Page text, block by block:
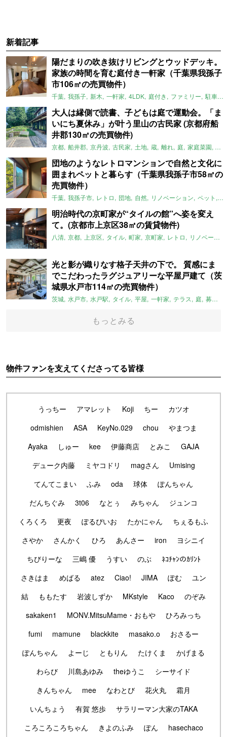
新着記事
陽だまりの吹き抜けリビングとウッドデッキ。
家族の時間を育む庭付き一軒家（千葉県我孫子
市106㎡の売買物件）
千葉 我孫子 新木 一軒家 4LDK 庭付き ファミリー 駐車場
大人は縁側で読書、子どもは庭で運動会。「ま
いにち夏休み」が叶う里山の古民家 (京都府船
井郡130㎡の売買物件)
京都 船井郡 京丹波 古民家 土地 蔵 離れ 庭 家庭菜園 倉
団地のようなレトロマンションで自然と文化に
囲まれペットと暮らす（千葉県我孫子市58㎡の
売買物件）
千葉 我孫子市 レトロ 団地 自然 リノベーション ペット
明治時代の京町家が“タイルの館”へ姿を変え
て。(京都市上京区38㎡の賃貸物件)
八清 京都 上京区 タイル 町家 京町家 レトロ リノベーション
光と影が織りなす格子天井の下で。 質感にま
でこだわったラグジュアリーな平屋戸建て（茨
城県水戸市114㎡の売買物件）
茨城 水戸市 水戸駅 タイル 平屋 一軒家 テラス 庭 募集中
もっとみる
物件ファンを支えてくださってる皆様
うっちー アマレット Koji ちー
カツオ
odmishien
ASA KeyNo.029 chou
やまつま
Ayaka
しゅー kee 伊藤商店 とみこ
GAJA
デューク内藤
ミヤコドリ magさん
Umising
てんてこまい
ふみ oda 球体
ぽんちゃん
だんちぐみ
3t06 なとぅ みちゃん
ジュンコ
くろくろ
更夜 ぽるぴいお たかにゃん
ちぇるもふ
さやか
さんかく ひろ あんさー iron
ヨシニイ
ちびりーな
三嶋 優 うすい のぶ
ﾈｺﾁｬﾝのｶﾘﾝﾄ
さきはま
めばる atez Ciao! JIMA ぽむ
ユン
結
ももたす 岩波しずか MKstyle Kaco
のぞみ
sakaken1
MONV.MitsuMame・おもや
ひろみっち
fumi
mamune blackkite masako.o
おさるー
ぽんちゃん
よーじ ともりん たけくま
かげまる
わらび
川島あゆみ theゆうこ
シーサイド
きんちゃん
mee なわとび 花火丸
霜月
いんちょう
有賀 悠歩
サラリーマン大家のTAKA
ころころころちゃん
きよのふみ ぽん
hasechaco